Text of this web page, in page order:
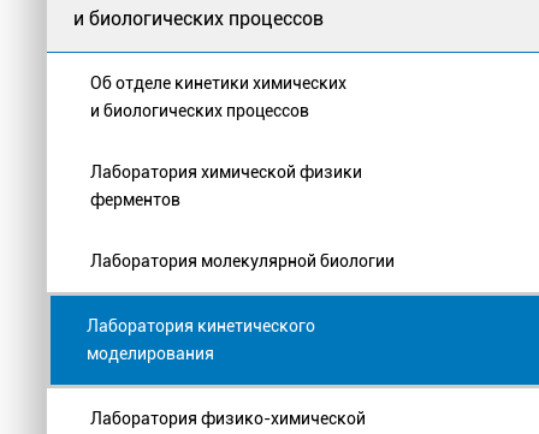
и биологических процессов
Об отделе кинетики химических
и биологических процессов
Лаборатория химической физики
ферментов
Лаборатория молекулярной биологии
Лаборатория кинетического
моделирования
Лаборатория физико-химической